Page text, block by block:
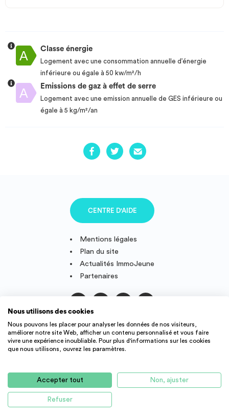
Classe énergie
Logement avec une consommation annuelle d’énergie
inférieure ou égale à 50 kw/m²/h
Emissions de gaz à effet de serre
Logement avec une emission annuelle de GES inférieure ou
égale à 5 kg/m²/an
AUCUN LOGEMENT DISPONIBLE POUR LE MOMENT
Mentions légales
Plan du site
Actualités ImmoJeune
Partenaires
CENTRE D'AIDE
Suivez-nous
France.
Des offres de logement étudiant et jeune actif dans toute la
France : résidence étudiant, agence immobilière, location
d'appartement, studio, colocation, etc.
Nous utilisons des cookies
Nous pouvons les placer pour analyser les données de nos visiteurs,
améliorer notre site Web, afficher un contenu personnalisé et vous faire
vivre une expérience inoubliable. Pour plus d'informations sur les cookies
que nous utilisons, ouvrez les paramètres.
Accepter tout Non, ajuster
Refuser